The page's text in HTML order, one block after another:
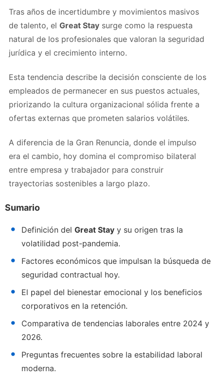
Tras años de incertidumbre y movimientos masivos
de talento, el Great Stay surge como la respuesta
natural de los profesionales que valoran la seguridad
jurídica y el crecimiento interno.
Esta tendencia describe la decisión consciente de los
empleados de permanecer en sus puestos actuales,
priorizando la cultura organizacional sólida frente a
ofertas externas que prometen salarios volátiles.
A diferencia de la Gran Renuncia, donde el impulso
era el cambio, hoy domina el compromiso bilateral
entre empresa y trabajador para construir
trayectorias sostenibles a largo plazo.
Sumario
Definición del Great Stay y su origen tras la
volatilidad post-pandemia.
Factores económicos que impulsan la búsqueda de
seguridad contractual hoy.
El papel del bienestar emocional y los beneficios
corporativos en la retención.
Comparativa de tendencias laborales entre 2024 y
2026.
Preguntas frecuentes sobre la estabilidad laboral
moderna.